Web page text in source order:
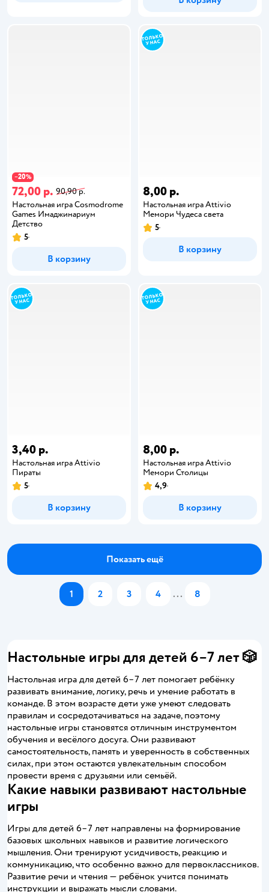
−20%
72,00 р. 90,90 р.
Настольная игра Cosmodrome
Games Имаджинариум
Детство
5
В корзину
8,00 р.
Настольная игра Attivio
Мемори Чудеса света
5
В корзину
3,40 р.
Настольная игра Attivio
Пираты
5
В корзину
8,00 р.
Настольная игра Attivio
Мемори Столицы
4,9
В корзину
Показать ещё
1 2 3 4 ... 8
Настольные игры для детей 6–7 лет 🎲
Настольная игра для детей 6–7 лет помогает ребёнку
развивать внимание, логику, речь и умение работать в
команде. В этом возрасте дети уже умеют следовать
правилам и сосредотачиваться на задаче, поэтому
настольные игры становятся отличным инструментом
обучения и весёлого досуга. Они развивают
самостоятельность, память и уверенность в собственных
силах, при этом остаются увлекательным способом
провести время с друзьями или семьёй.
Какие навыки развивают настольные
игры
Игры для детей 6–7 лет направлены на формирование
базовых школьных навыков и развитие логического
мышления. Они тренируют усидчивость, реакцию и
коммуникацию, что особенно важно для первоклассников.
Развитие речи и чтения — ребёнок учится понимать
инструкции и выражать мысли словами.